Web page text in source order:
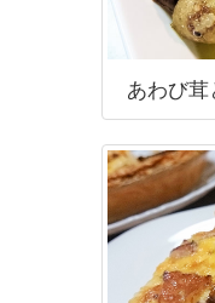
あわび